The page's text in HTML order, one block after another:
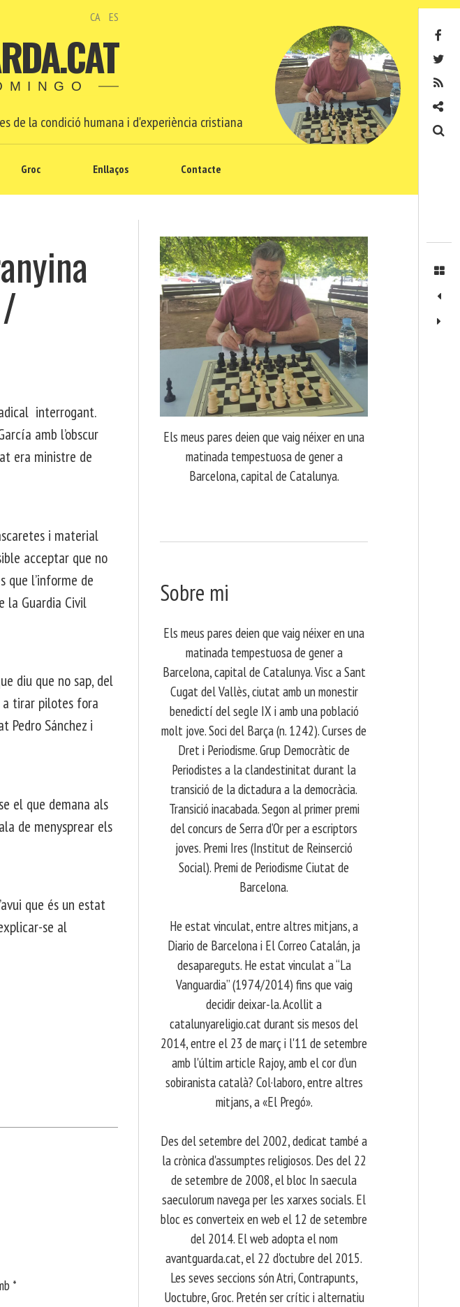
CA ES
de la condició humana i d'experiència cristiana
Groc Enllaços Contacte
interrogant.
amb l’obscur
era ministre de
i material
acceptar que no
que l’informe de
la Guardia Civil
diu que no sap, del
a tirar pilotes fora
Sánchez i
el que demana als
de menysprear els
que és un estat
se al
*
Els meus pares deien que vaig néixer en una
matinada tempestuosa de gener a
Barcelona, capital de Catalunya.
Sobre mi
Els meus pares deien que vaig néixer en una
matinada tempestuosa de gener a
Barcelona, capital de Catalunya. Visc a Sant
Cugat del Vallès, ciutat amb un monestir
benedictí del segle IX i amb una població
molt jove. Soci del Barça (n. 1242). Curses de
Dret i Periodisme. Grup Democràtic de
Periodistes a la clandestinitat durant la
transició de la dictadura a la democràcia.
Transició inacabada. Segon al primer premi
del concurs de Serra d’Or per a escriptors
joves. Premi Ires (Institut de Reinserció
Social). Premi de Periodisme Ciutat de
Barcelona.
​ He estat vinculat, entre altres mitjans, a
Diario de Barcelona i El Correo Catalán, ja
desapareguts. He estat vinculat a “La
Vanguardia” (1974/2014) fins que vaig
decidir deixar-la. Acollit a
catalunyareligio.cat durant sis mesos del
2014, entre el 23 de març i l'11 de setembre
amb l'últim article Rajoy, amb el cor d'un
sobiranista català? Col·laboro, entre altres
mitjans, a «El Pregó».
​ Des del setembre del 2002, dedicat també a
la crònica d'assumptes religiosos. Des del 22
de setembre de 2008, el bloc In saecula
saeculorum navega per les xarxes socials. El
bloc es converteix en web el 12 de setembre
del 2014. El web adopta el nom
avantguarda.cat, el 22 d'octubre del 2015.
Les seves seccions són Atri, Contrapunts,
Uoctubre, Groc. Pretén ser crític i alternatiu
Contacte